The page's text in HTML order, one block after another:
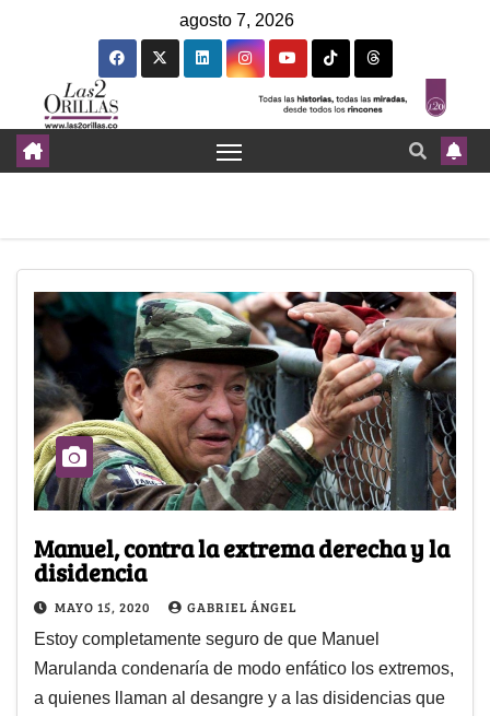
agosto 7, 2026
Manuel, contra la extrema derecha y la
disidencia
MAYO 15, 2020 GABRIEL ÁNGEL
Estoy completamente seguro de que Manuel
Marulanda condenaría de modo enfático los extremos,
a quienes llaman al desangre y a las disidencias que